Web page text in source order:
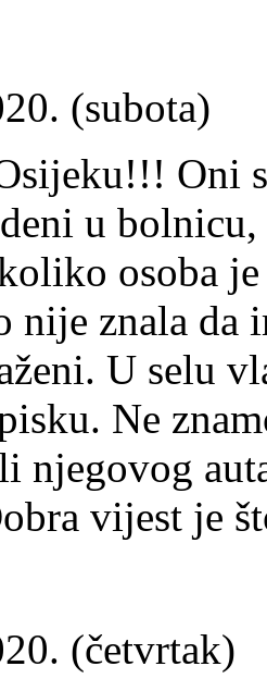
(subota)
Oni
u
osoba
nije znala da
U selu
Ne
njegovog
vijest je
(četvrtak)